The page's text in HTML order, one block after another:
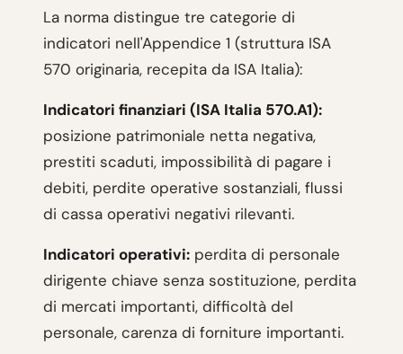
La norma distingue tre categorie di
indicatori nell'Appendice 1 (struttura ISA
570 originaria, recepita da ISA Italia):
Indicatori finanziari (ISA Italia 570.A1):
posizione patrimoniale netta negativa,
prestiti scaduti, impossibilità di pagare i
debiti, perdite operative sostanziali, flussi
di cassa operativi negativi rilevanti.
Indicatori operativi: perdita di personale
dirigente chiave senza sostituzione, perdita
di mercati importanti, difficoltà del
personale, carenza di forniture importanti.